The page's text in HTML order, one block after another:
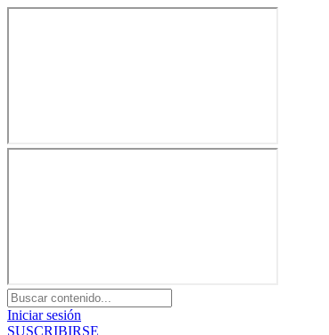
Iniciar sesión
SUSCRIBIRSE